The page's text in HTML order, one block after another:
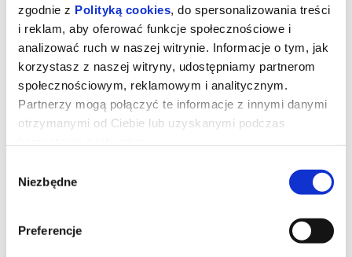
zgodnie z Polityką cookies, do spersonalizowania treści
i reklam, aby oferować funkcje społecznościowe i
analizować ruch w naszej witrynie. Informacje o tym, jak
korzystasz z naszej witryny, udostępniamy partnerom
społecznościowym, reklamowym i analitycznym.
Partnerzy mogą połączyć te informacje z innymi danymi
otrzymanymi od Ciebie lub uzyskanymi podczas
zgody
Niezbędne
Preferencje
Drama
Piękni, zamożni i zakochani. Ich zbliżający się ślub będzie jedynie
postawieniem kropki nad "i". No chyba, że do niego wcale nie
dojdzie. Na kilka dni przed ceremonią, na jaw wychodzi szokująca